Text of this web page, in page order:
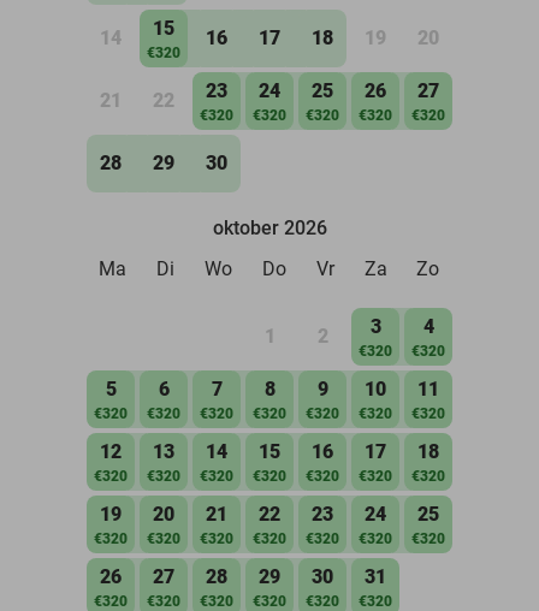
14 15
€320
16 17 18 19 20
21 22 23
€320
24
€320
25
€320
26
€320
27
€320
28 29 30
oktober 2026
Ma
Di Wo Do Vr Za Zo
1 2 3
€320
4
€320
5
€320
6
€320
7
€320
8
€320
9
€320
10
€320
11
€320
12
€320
13
€320
14
€320
15
€320
16
€320
17
€320
18
€320
19
€320
20
€320
21
€320
22
€320
23
€320
24
€320
25
€320
26
€320
27
€320
28
€320
29
€320
30
€320
31
€320